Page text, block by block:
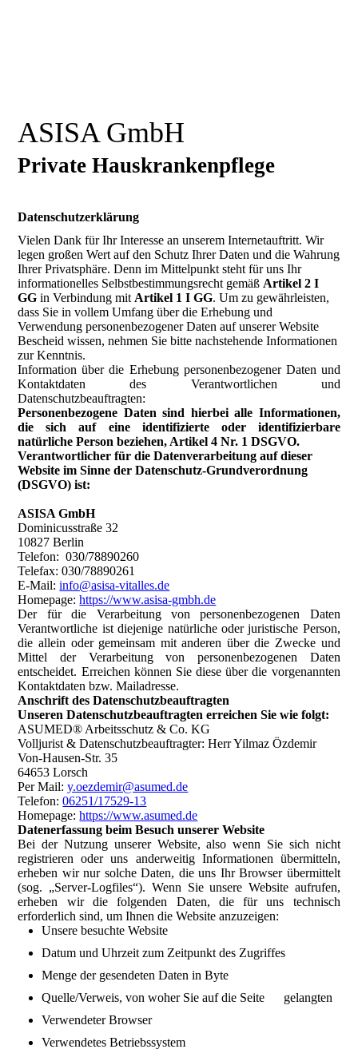
ASISA GmbH
Private Hauskrankenpflege
Datenschutzerklärung
Vielen Dank für Ihr Interesse an unserem Internetauftritt. Wir
legen großen Wert auf den Schutz Ihrer Daten und die Wahrung
Ihrer Privatsphäre. Denn im Mittelpunkt steht für uns Ihr
informationelles Selbstbestimmungsrecht gemäß Artikel 2 I
GG in Verbindung mit Artikel 1 I GG. Um zu gewährleisten,
dass Sie in vollem Umfang über die Erhebung und
Verwendung personenbezogener Daten auf unserer Website
Bescheid wissen, nehmen Sie bitte nachstehende Informationen
zur Kenntnis.
Information über die Erhebung personenbezogener Daten und
Kontaktdaten des Verantwortlichen und
Datenschutzbeauftragten:
Personenbezogene Daten sind hierbei alle Informationen,
die sich auf eine identifizierte oder identifizierbare
natürliche Person beziehen, Artikel 4 Nr. 1 DSGVO.
Verantwortlicher für die Datenverarbeitung auf dieser
Website im Sinne der Datenschutz-Grundverordnung
(DSGVO) ist:
ASISA GmbH
Dominicusstraße 32
10827 Berlin
Telefon: 030/78890260
Telefax: 030/78890261
E-Mail:info@asisa-vitalles.de
Homepage:https://www.asisa-gmbh.de
Der für die Verarbeitung von personenbezogenen Daten
Verantwortliche ist diejenige natürliche oder juristische Person,
die allein oder gemeinsam mit anderen über die Zwecke und
Mittel der Verarbeitung von personenbezogenen Daten
entscheidet. Erreichen können Sie diese über die vorgenannten
Kontaktdaten bzw. Mailadresse.
Anschrift des Datenschutzbeauftragten
Unseren Datenschutzbeauftragten erreichen Sie wie folgt:
ASUMED® Arbeitsschutz & Co. KG
Volljurist & Datenschutzbeauftragter: Herr Yilmaz Özdemir
Von-Hausen-Str. 35
64653 Lorsch
Per Mail:y.oezdemir@asumed.de
Telefon:06251/17529-13
Homepage:https://www.asumed.de
Datenerfassung beim Besuch unserer Website
Bei der Nutzung unserer Website, also wenn Sie sich nicht
registrieren oder uns anderweitig Informationen übermitteln,
erheben wir nur solche Daten, die uns Ihr Browser übermittelt
(sog. „Server-Logfiles“). Wenn Sie unsere Website aufrufen,
erheben wir die folgenden Daten, die für uns technisch
erforderlich sind, um Ihnen die Website anzuzeigen:
Unsere besuchte Website
Datum und Uhrzeit zum Zeitpunkt des Zugriffes
Menge der gesendeten Daten in Byte
Quelle/Verweis, von woher Sie auf die Seite gelangten
Verwendeter Browser
Verwendetes Betriebssystem